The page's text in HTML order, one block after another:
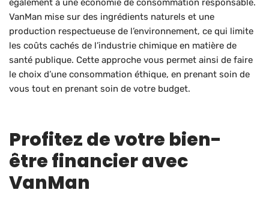
également à une économie de consommation responsable.
VanMan mise sur des ingrédients naturels et une
production respectueuse de l’environnement, ce qui limite
les coûts cachés de l’industrie chimique en matière de
santé publique. Cette approche vous permet ainsi de faire
le choix d’une consommation éthique, en prenant soin de
vous tout en prenant soin de votre budget.
Profitez de votre bien-
être financier avec
VanMan